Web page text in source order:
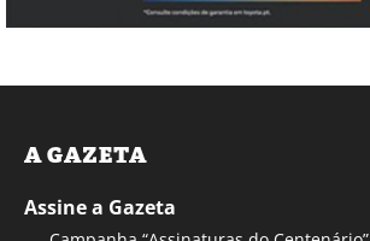
A GAZETA
Assine a Gazeta